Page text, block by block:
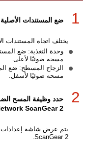
1 ضع المستندات
يختلف اتجاه المستندات
وحدة التغذية: ضع
مسحه ضوئيًا لأعلى.
الزجاج المسطح: ضع
مسحه ضوئيًا لأسفل.
2
ScanGear 2].
ScanGear 2.